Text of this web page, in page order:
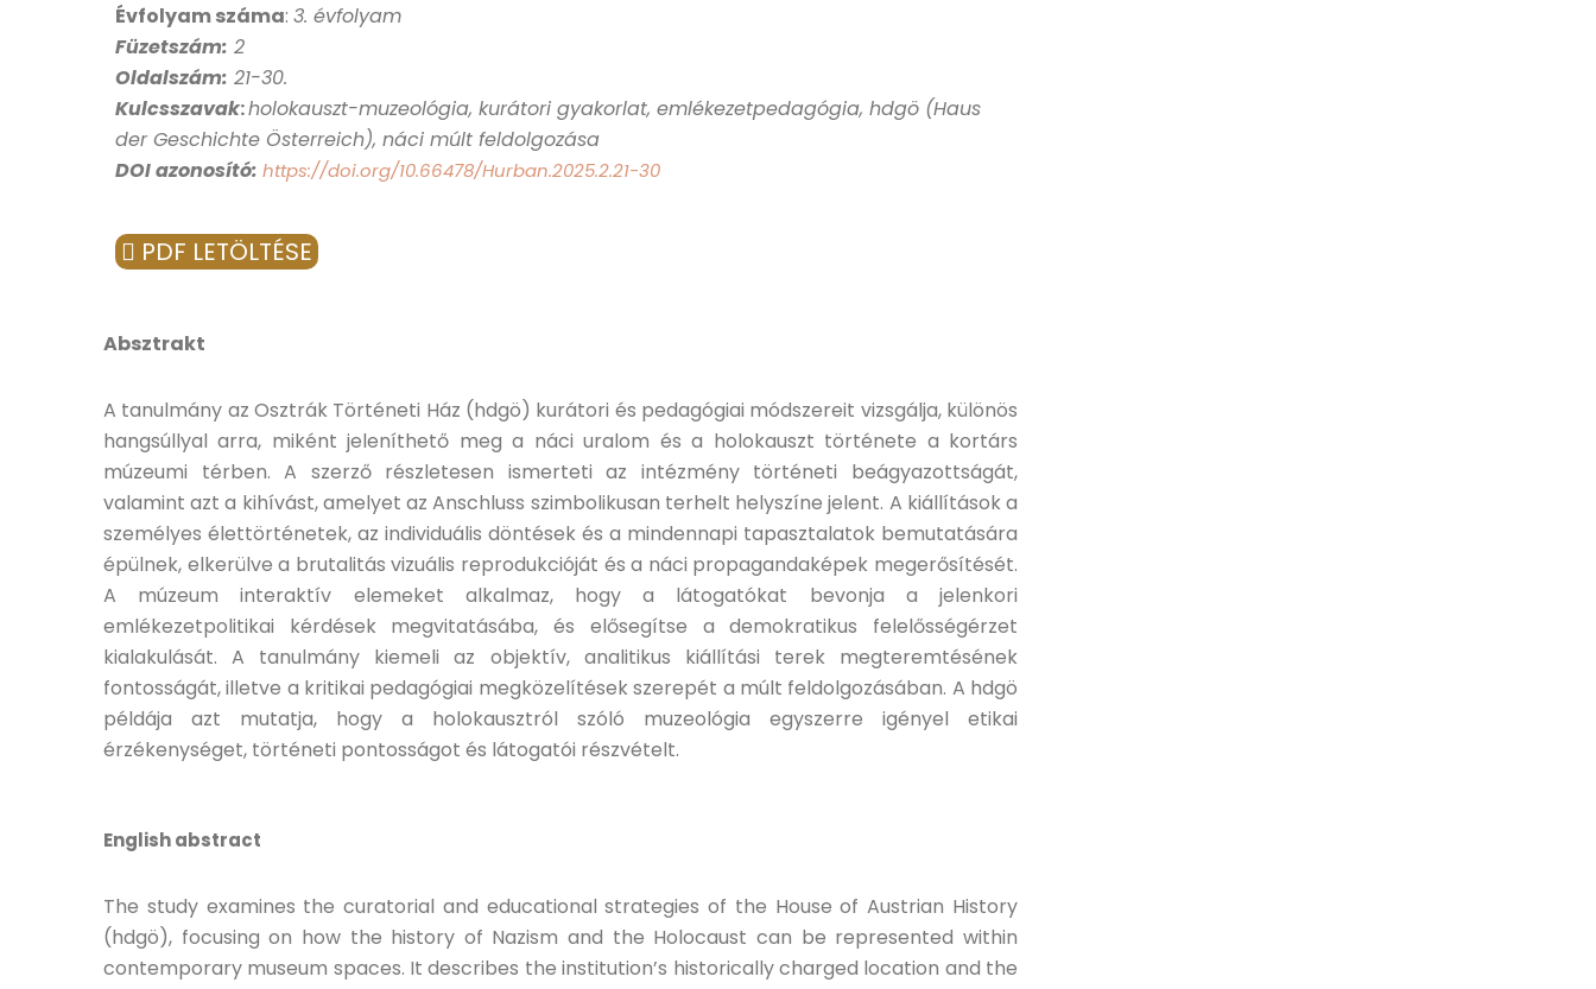
Évfolyam száma: 3. évfolyam
Füzetszám: 2
Oldalszám: 21-30.
Kulcsszavak:holokauszt-muzeológia, kurátori gyakorlat, emlékezetpedagógia, hdgö (Haus
der Geschichte Österreich), náci múlt feldolgozása
DOI azonosító: https://doi.org/10.66478/Hurban.2025.2.21-30
PDF LETÖLTÉSE
Absztrakt
A tanulmány az Osztrák Történeti Ház (hdgö) kurátori és pedagógiai módszereit vizsgálja, különös
hangsúllyal arra, miként jeleníthető meg a náci uralom és a holokauszt története a kortárs
múzeumi térben. A szerző részletesen ismerteti az intézmény történeti beágyazottságát,
valamint azt a kihívást, amelyet az Anschluss szimbolikusan terhelt helyszíne jelent. A kiállítások a
személyes élettörténetek, az individuális döntések és a mindennapi tapasztalatok bemutatására
épülnek, elkerülve a brutalitás vizuális reprodukcióját és a náci propagandaképek megerősítését.
A múzeum interaktív elemeket alkalmaz, hogy a látogatókat bevonja a jelenkori
emlékezetpolitikai kérdések megvitatásába, és elősegítse a demokratikus felelősségérzet
kialakulását. A tanulmány kiemeli az objektív, analitikus kiállítási terek megteremtésének
fontosságát, illetve a kritikai pedagógiai megközelítések szerepét a múlt feldolgozásában. A hdgö
példája azt mutatja, hogy a holokausztról szóló muzeológia egyszerre igényel etikai
érzékenységet, történeti pontosságot és látogatói részvételt.
English abstract
The study examines the curatorial and educational strategies of the House of Austrian History
(hdgö), focusing on how the history of Nazism and the Holocaust can be represented within
contemporary museum spaces. It describes the institution’s historically charged location and the